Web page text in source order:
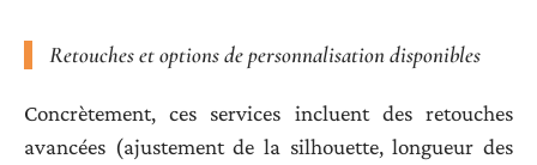
Retouches et options de personnalisation disponibles
Concrètement, ces services incluent des retouches
avancées (ajustement de la silhouette, longueur des